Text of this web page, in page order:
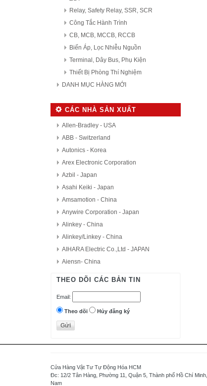
Relay, Safety Relay, SSR, SCR
Công Tắc Hành Trình
CB, MCB, MCCB, RCCB
Biến Áp, Lọc Nhiễu Nguồn
Terminal, Dây Bus, Phụ Kiện
Thiết Bị Phòng Thí Nghiệm
DANH MỤC HÀNG MỚI
CÁC NHÀ SẢN XUẤT
Allen-Bradley - USA
ABB - Switzerland
Autonics - Korea
Arex Electronic Corporation
Azbil - Japan
Asahi Keiki - Japan
Amsamotion - China
Anywire Corporation - Japan
Alinkey - China
Alinkey/Linkey - China
AIHARA Electric Co.,Ltd - JAPAN
Aiensn- China
AutomationDirect - USA
Delta - Taiwan
Danfoss - Denmark
DAITRON
Di-soric - Germany
THEO DÕI CÁC BẢN TIN
Email:
Theo dõi Hủy đăng ký
Cửa Hàng Vật Tư Tự Động Hóa HCM
Đc: 12/2 Tân Hàng, Phường 11, Quận 5, Thành phố Hồ Chí
Nam